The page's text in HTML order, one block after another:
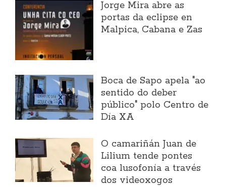
Jorge Mira abre as
portas da eclipse en
Malpica, Cabana e Zas
Boca de Sapo apela "ao
sentido do deber
público" polo Centro de
Día XA
O camariñán Juan de
Lilium tende pontes
coa lusofonía a través
dos videoxogos